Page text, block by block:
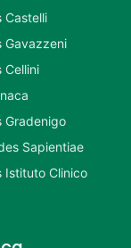
Castelli
Gavazzeni
Cellini
Gradenigo
Sapientiae
Istituto Clinico